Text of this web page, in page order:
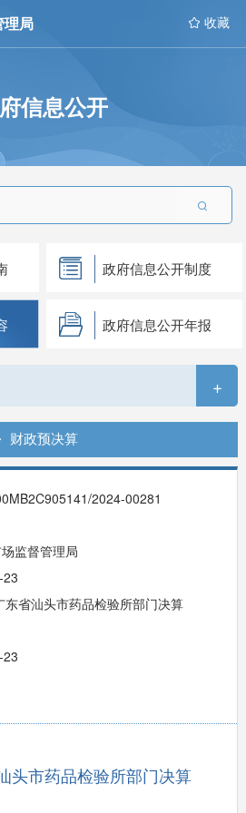
理局  收藏
信息公开

政府信息公开制度
政府信息公开年报
+
财政预决算
2024-00281
监督管理局
东省汕头市药品检验所部门决算
头市药品检验所部门决算